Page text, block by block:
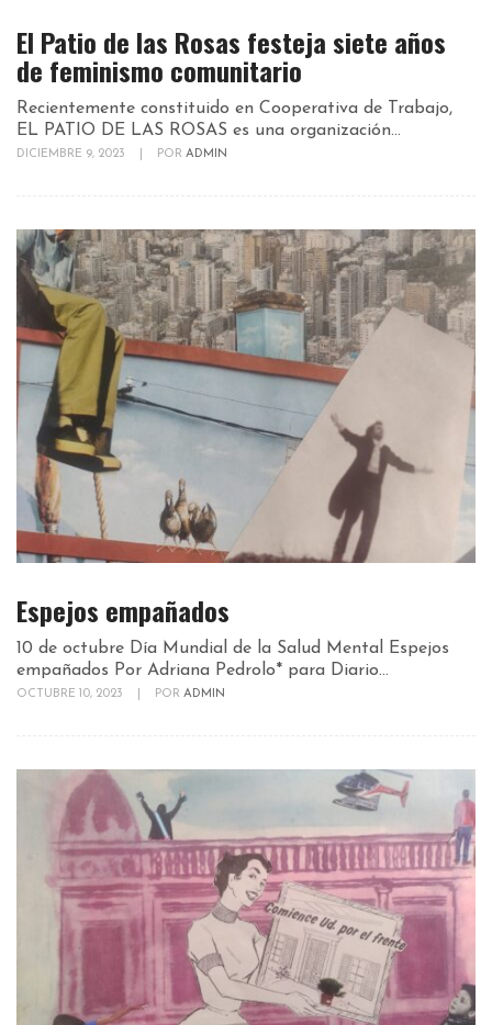
El Patio de las Rosas festeja siete años
de feminismo comunitario
Recientemente constituido en Cooperativa de Trabajo,
EL PATIO DE LAS ROSAS es una organización...
DICIEMBRE 9, 2023 POR ADMIN
Espejos empañados
10 de octubre Día Mundial de la Salud Mental Espejos
empañados Por Adriana Pedrolo* para Diario...
OCTUBRE 10, 2023 POR ADMIN